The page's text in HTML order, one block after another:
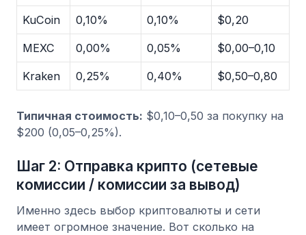
KuCoin 0,10% 0,10% $0,20
MEXC 0,00% 0,05% $0,00–0,10
Kraken 0,25% 0,40% $0,50–0,80
Типичная стоимость: $0,10–0,50 за покупку на
$200 (0,05–0,25%).
Шаг 2: Отправка крипто (сетевые
комиссии / комиссии за вывод)
Именно здесь выбор криптовалюты и сети
имеет огромное значение. Вот сколько на